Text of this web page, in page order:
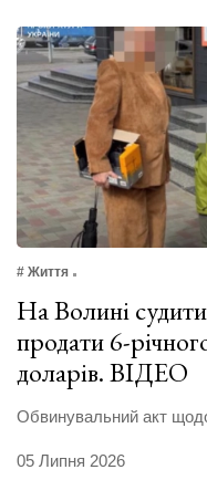
# Життя
На Волині
продати 6-
доларів. ВІДЕО
Обвинувальний акт
05 Липня 2026